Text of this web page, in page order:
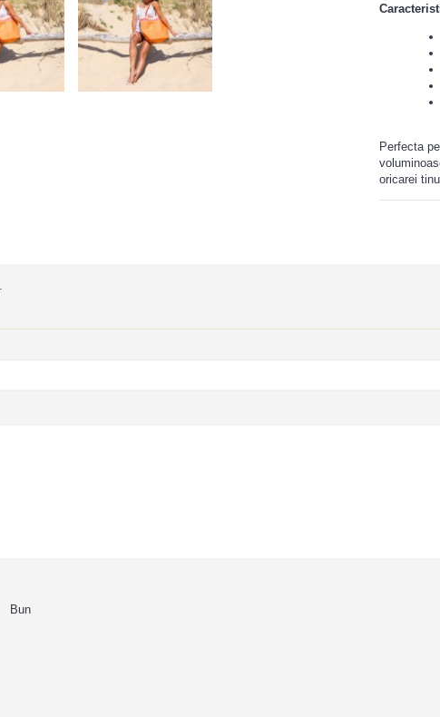
Perfecta
oricarei
Bun